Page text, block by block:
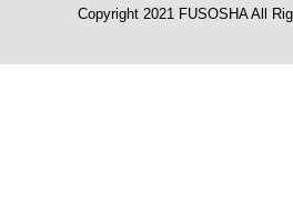
Copyright 2021 FUSOSHA All